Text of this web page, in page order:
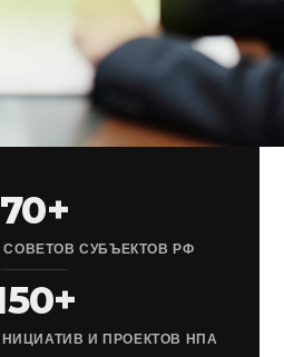
70+
СУБЪЕКТОВ РФ
И ПРОЕКТОВ НПА